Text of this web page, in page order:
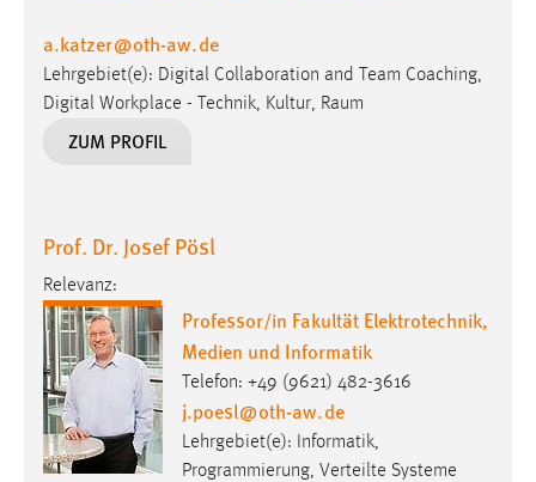
a.katzer@oth-aw.de
Lehrgebiet(e): Digital Collaboration and Team Coaching,
Digital Workplace - Technik, Kultur, Raum
ZUM PROFIL
Prof. Dr. Josef Pösl
Relevanz:
Professor/in Fakultät Elektrotechnik,
Medien und Informatik
Telefon: +49 (9621) 482-3616
j.poesl@oth-aw.de
Lehrgebiet(e): Informatik,
Programmierung, Verteilte Systeme
MibewSessionID, mibew-chat-frame-style-
5e9dbeb1811c0446 = Sitzungslaufzeit, mibew_locale = 3
Jahre, MIBEW_UserID = 1 Jahr
fe_user, be_user, be_lastLoginProvider
Zweck:
Dieser Cookie ist notwendig um sich an der Website
einloggen zu können.
Cookie Laufzeit:
24 Stunden